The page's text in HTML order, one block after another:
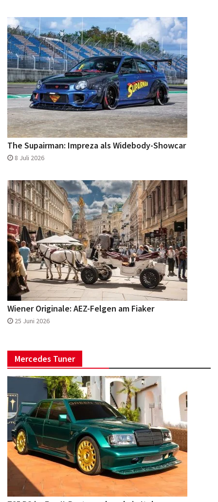
The Supairman: Impreza als Widebody-Showcar
8 Juli 2026
Wiener Originale: AEZ-Felgen am Fiaker
25 Juni 2026
Mercedes Tuner